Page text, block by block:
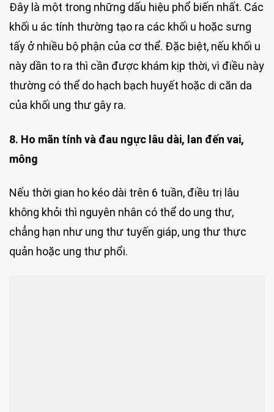
Đây là một trong những dấu hiệu phổ biến nhất. Các
khối u ác tính thường tạo ra các khối u hoặc sưng
tấy ở nhiều bộ phận của cơ thể. Đặc biệt, nếu khối u
này dần to ra thì cần được khám kịp thời, vì điều này
thường có thể do hạch bạch huyết hoặc di căn da
của khối ung thư gây ra.
8. Ho mãn tính và đau ngực lâu dài, lan đến vai,
mông
Nếu thời gian ho kéo dài trên 6 tuần, điều trị lâu
không khỏi thì nguyên nhân có thể do ung thư,
chẳng hạn như ung thư tuyến giáp, ung thư thực
quản hoặc ung thư phổi.